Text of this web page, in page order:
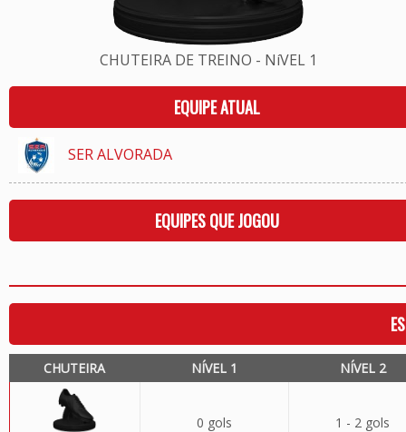
CHUTEIRA DE TREINO - NíVEL 1
EQUIPE ATUAL
SER ALVORADA
EQUIPES QUE JOGOU
CHUTEIRA NÍVEL 1 NÍVEL 2
0 gols 1 - 2 gols